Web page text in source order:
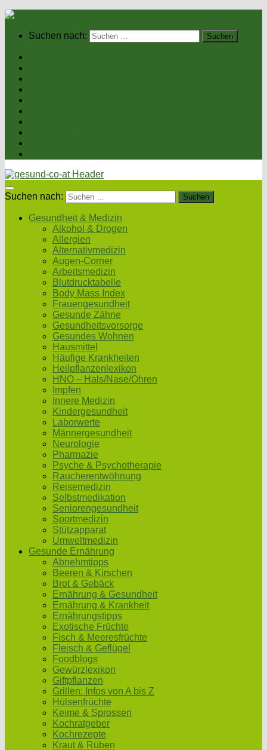
Suchen nach:
Suchen nach:
Gesundheit & Medizin
Alkohol & Drogen
Allergien
Alternativmedizin
Augen-Corner
Arbeitsmedizin
Blutdrucktabelle
Body Mass Index
Frauengesundheit
Gesunde Zähne
Gesundheitsvorsorge
Gesundes Wohnen
Hausmittel
Häufige Krankheiten
Heilpflanzenlexikon
HNO – Hals/Nase/Ohren
Impfen
Innere Medizin
Kindergesundheit
Laborwerte
Männergesundheit
Neurologie
Pharmazie
Psyche & Psychotherapie
Raucherentwöhnung
Reisemedizin
Selbstmedikation
Seniorengesundheit
Sportmedizin
Stützapparat
Umweltmedizin
Gesunde Ernährung
Abnehmtipps
Beeren & Kirschen
Brot & Gebäck
Ernährung & Gesundheit
Ernährung & Krankheit
Ernährungstipps
Exotische Früchte
Fisch & Meeresfrüchte
Fleisch & Geflügel
Foodblogs
Gewürzlexikon
Giftpflanzen
Grillen: Infos von A bis Z
Hülsenfrüchte
Keime & Sprossen
Kochratgeber
Kochrezepte
Kraut & Rüben